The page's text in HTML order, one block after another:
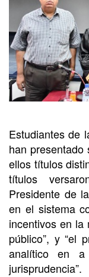
Estudiantes de
han
ellos títulos
títulos
Presidente de
en el sistema
incentivos en la
público”, y “el
analítico en
jurisprudencia”.